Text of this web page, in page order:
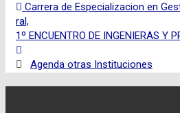
Carrera de Especializacion en
ral,
1º ENCUENTRO DE INGENIERAS Y
Agenda otras Instituciones